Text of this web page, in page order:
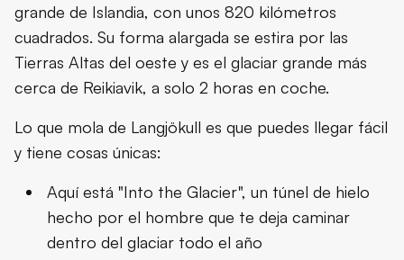
grande de Islandia, con unos 820 kilómetros
cuadrados. Su forma alargada se estira por las
Tierras Altas del oeste y es el glaciar grande más
cerca de Reikiavik, a solo 2 horas en coche.
Lo que mola de Langjökull es que puedes llegar fácil
y tiene cosas únicas:
Aquí está "Into the Glacier", un túnel de hielo
hecho por el hombre que te deja caminar
dentro del glaciar todo el año